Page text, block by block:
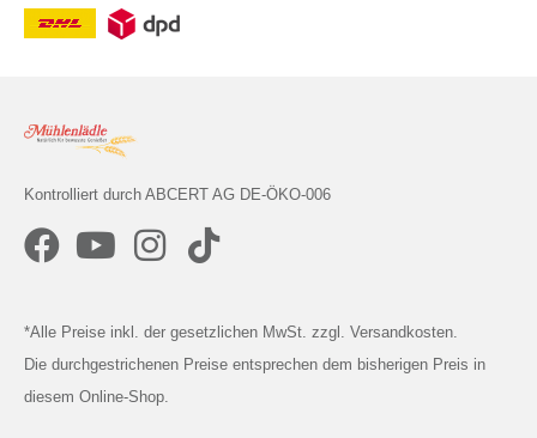
Kontrolliert durch ABCERT AG DE-ÖKO-006
*Alle Preise inkl. der gesetzlichen MwSt. zzgl. Versandkosten.
Die durchgestrichenen Preise entsprechen dem bisherigen Preis in
diesem Online-Shop.